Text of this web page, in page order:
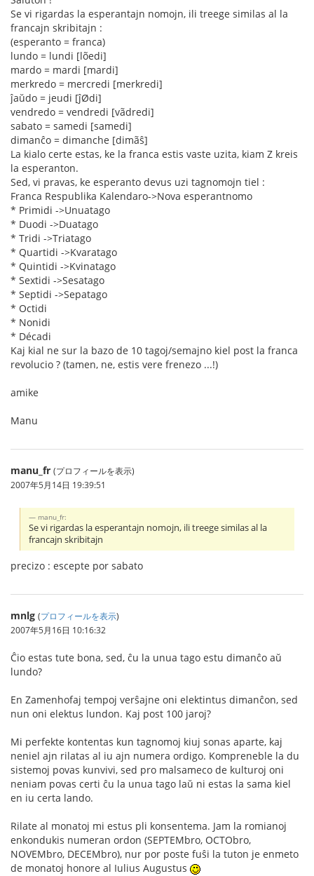
Se vi rigardas la esperantajn nomojn, ili treege similas al la
francajn skribitajn :
(esperanto = franca)
lundo = lundi [lõedi]
mardo = mardi [mardi]
merkredo = mercredi [merkredi]
ĵaŭdo = jeudi [ĵØdi]
vendredo = vendredi [vãdredi]
sabato = samedi [samedi]
dimanĉo = dimanche [dimãŝ]
La kialo certe estas, ke la franca estis vaste uzita, kiam Z kreis
la esperanton.
Sed, vi pravas, ke esperanto devus uzi tagnomojn tiel :
Franca Respublika Kalendaro->Nova esperantnomo
* Primidi ->Unuatago
* Duodi ->Duatago
* Tridi ->Triatago
* Quartidi ->Kvaratago
* Quintidi ->Kvinatago
* Sextidi ->Sesatago
* Septidi ->Sepatago
* Octidi
* Nonidi
* Décadi
Kaj kial ne sur la bazo de 10 tagoj/semajno kiel post la franca
revolucio ? (tamen, ne, estis vere frenezo ...!)
amike
Manu
manu_fr (プロフィールを表示)
2007年5月14日 19:39:51
manu_fr:
Se vi rigardas la esperantajn nomojn, ili treege similas al la
francajn skribitajn
precizo : escepte por sabato
mnlg (プロフィールを表示)
2007年5月16日 10:16:32
Ĉio estas tute bona, sed, ĉu la unua tago estu dimanĉo aŭ
lundo?
En Zamenhofaj tempoj verŝajne oni elektintus dimanĉon, sed
nun oni elektus lundon. Kaj post 100 jaroj?
Mi perfekte kontentas kun tagnomoj kiuj sonas aparte, kaj
neniel ajn rilatas al iu ajn numera ordigo. Kompreneble la du
sistemoj povas kunvivi, sed pro malsameco de kulturoj oni
neniam povas certi ĉu la unua tago laŭ ni estas la sama kiel
en iu certa lando.
Rilate al monatoj mi estus pli konsentema. Jam la romianoj
enkondukis numeran ordon (SEPTEMbro, OCTObro,
NOVEMbro, DECEMbro), nur por poste fuŝi la tuton je enmeto
de monatoj honore al Iulius Augustus